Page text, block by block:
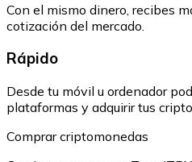
Con el mismo dinero, recibes
cotización del mercado.
Rápido
Desde tu móvil u ordenador
plataformas y adquirir tus
Comprar criptomonedas